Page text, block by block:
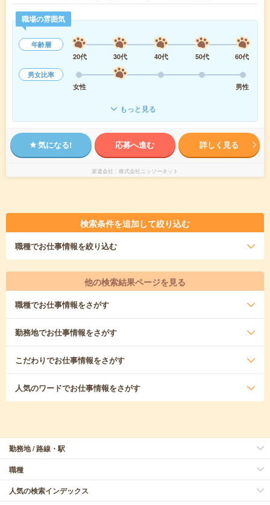
職場の雰囲気
年齢層
20代
30代 40代 50代
60代
男女比率
女性
男性
もっと見る
気になる! 応募へ進む 詳しく見る
派遣会社 株式会社ニッソーネット
検索条件を追加して絞り込む
職種でお仕事情報を絞り込む
他の検索結果ページを見る
職種でお仕事情報をさがす
勤務地でお仕事情報をさがす
こだわりでお仕事情報をさがす
人気のワードでお仕事情報をさがす
勤務地 / 路線・駅
職種
人気の検索インデックス